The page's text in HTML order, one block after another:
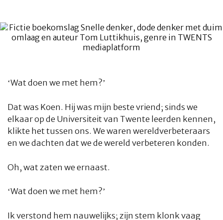
‘Wat doen we met hem?’
Dat was Koen. Hij was mijn beste vriend; sinds we
elkaar op de Universiteit van Twente leerden kennen,
klikte het tussen ons. We waren wereldverbeteraars
en we dachten dat we de wereld verbeteren konden.
Oh, wat zaten we ernaast.
‘Wat doen we met hem?’
Ik verstond hem nauwelijks; zijn stem klonk vaag